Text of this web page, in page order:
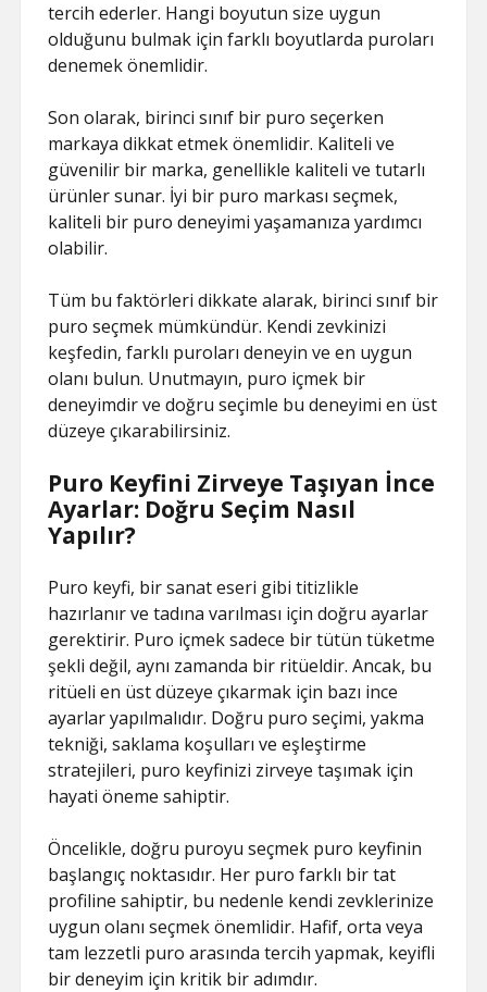
tercih ederler. Hangi boyutun size uygun
olduğunu bulmak için farklı boyutlarda puroları
denemek önemlidir.
Son olarak, birinci sınıf bir puro seçerken
markaya dikkat etmek önemlidir. Kaliteli ve
güvenilir bir marka, genellikle kaliteli ve tutarlı
ürünler sunar. İyi bir puro markası seçmek,
kaliteli bir puro deneyimi yaşamanıza yardımcı
olabilir.
Tüm bu faktörleri dikkate alarak, birinci sınıf bir
puro seçmek mümkündür. Kendi zevkinizi
keşfedin, farklı puroları deneyin ve en uygun
olanı bulun. Unutmayın, puro içmek bir
deneyimdir ve doğru seçimle bu deneyimi en üst
düzeye çıkarabilirsiniz.
Puro Keyfini Zirveye Taşıyan İnce
Ayarlar: Doğru Seçim Nasıl
Yapılır?
Puro keyfi, bir sanat eseri gibi titizlikle
hazırlanır ve tadına varılması için doğru ayarlar
gerektirir. Puro içmek sadece bir tütün tüketme
şekli değil, aynı zamanda bir ritüeldir. Ancak, bu
ritüeli en üst düzeye çıkarmak için bazı ince
ayarlar yapılmalıdır. Doğru puro seçimi, yakma
tekniği, saklama koşulları ve eşleştirme
stratejileri, puro keyfinizi zirveye taşımak için
hayati öneme sahiptir.
Öncelikle, doğru puroyu seçmek puro keyfinin
başlangıç ​​noktasıdır. Her puro farklı bir tat
profiline sahiptir, bu nedenle kendi zevklerinize
uygun olanı seçmek önemlidir. Hafif, orta veya
tam lezzetli puro arasında tercih yapmak, keyifli
bir deneyim için kritik bir adımdır.